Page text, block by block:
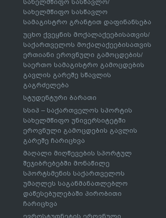
სახელმწიფო სასწავლო/
სახელმწიფო სასწავლო
სამაგისტრო გრანტით დაფინანსება
უცხო ქვეყნის მოქალაქეებისათვის/
საქართველოს მოქალაქეებისათვის
ერთიანი ეროვნული გამოცდების/
საერთო სამაგისტრო გამოცდების
გავლის გარეშე სწავლის
გაგრძელება
სტუდენტური ბარათი
სსიპ – საქართველოს სპორტის
სახელმწიფო უნივერსიტეტში
ეროვნული გამოცდების გავლის
გარეშე ჩარიცხვა
მაღალი მიღწევების სპორტულ
შეჯიბრებებში მონაწილე
სპორტსმენის საქართველოს
უმაღლეს საგანმანათლებლო
დაწესებულებაში პირობითი
ჩარიცხვა
ევროსტუდნეტის ეროვნული